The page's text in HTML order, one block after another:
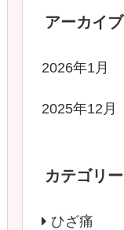
アーカイブ
2026年1月
2025年12月
カテゴリー
ひざ痛